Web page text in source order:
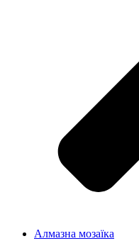
Алмазна мозаїка